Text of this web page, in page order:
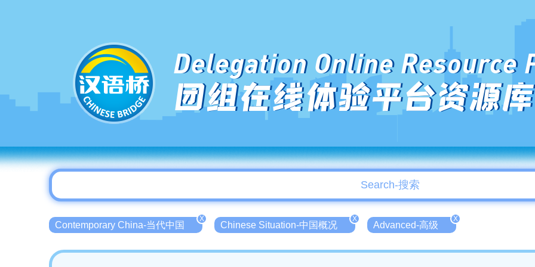
Delegation Online Resource
团组在线体验平台资源库
Contemporary China-当代中国
X
Chinese Situation-中国概况
X
Advanced-高级
X